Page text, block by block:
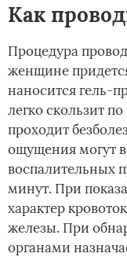
Как
Процедура
женщине
наносится гель-
легко скользит
проходит
ощущения могут
воспалительных
минут. При
характер
железы. При
органами